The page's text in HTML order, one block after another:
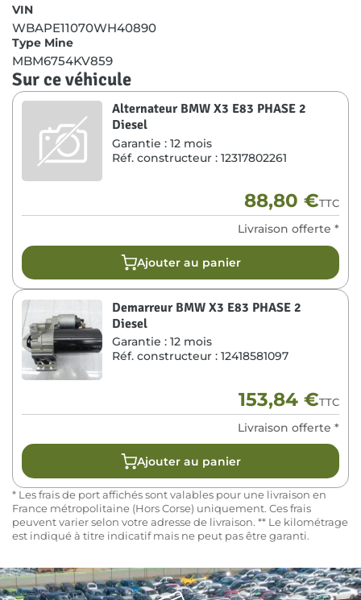
VIN
WBAPE11070WH40890
Type Mine
MBM6754KV859
Sur ce véhicule
Alternateur BMW X3 E83 PHASE 2
Diesel
Garantie : 12 mois
Réf. constructeur : 12317802261
88,80 €TTC
Livraison offerte *
Ajouter au panier
Demarreur BMW X3 E83 PHASE 2
Diesel
Garantie : 12 mois
Réf. constructeur : 12418581097
153,84 €TTC
Livraison offerte *
Ajouter au panier
* Les frais de port affichés sont valables pour une livraison en
France métropolitaine (Hors Corse) uniquement. Ces frais
peuvent varier selon votre adresse de livraison. ** Le kilométrage
est indiqué à titre indicatif mais ne peut pas être garanti.